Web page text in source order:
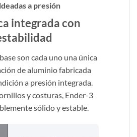
a presión
integrada con
son cada uno una única
de aluminio fabricada
a presión integrada.
y costuras, Ender-3
sólido y estable.